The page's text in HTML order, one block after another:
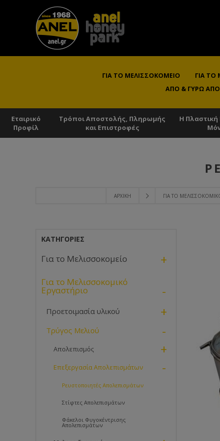
ΓΙΑ ΤΟ ΜΕΛΙΣΣΟΚΟΜΕΊΟ ΓΙΑ ΤΟ
ΑΠΌ & ΓΎΡΩ
Εταιρικό
Προφίλ
Τρόποι Αποστολής, Πληρωμής
και Επιστροφές
Η Πλαστική
ΑΡΧΙΚΉ ΓΙΑ ΤΟ
ΚΑΤΗΓΟΡΊΕΣ
Για το Μελισσοκομείο +
Για το Μελισσοκομικό
Εργαστήριο -
Προετοιμασία υλικού +
Τρύγος Μελιού -
Απολεπισμός +
Επεξεργασία Απολεπισμάτων -
Ρευστοποιητές Απολεπισμάτων
Στίφτες Απολεπισμάτων
Φάκελοι Φυγοκέντρισης
Απολεπισμάτων